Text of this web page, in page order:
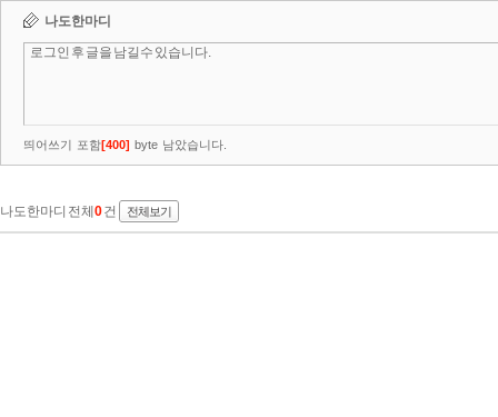
나도한마디
띄어쓰기 포함[400] byte 남았습니다.
나도한마디 전체 0건 전체보기